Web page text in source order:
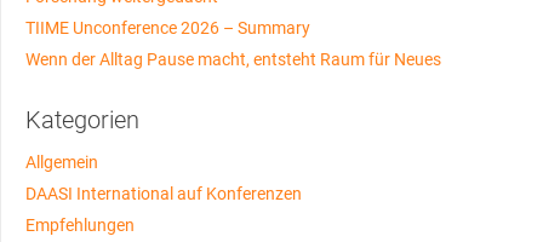
TIIME Unconference 2026 – Summary
Wenn der Alltag Pause macht, entsteht Raum für Neues
Kategorien
Allgemein
DAASI International auf Konferenzen
Empfehlungen